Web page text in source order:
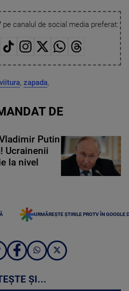
pe canalul de social media preferat:
viitura, zapada,
DE
Putin
Ucrainenii
la nivel
URMĂREȘTE ȘTIRILE PROTV ÎN GOOGLE
ȘI...